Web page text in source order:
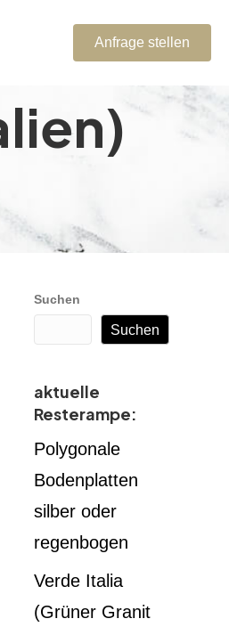
Anfrage stellen
Suchen
Suchen
aktuelle
Resterampe:
Polygonale
Bodenplatten
silber oder
regenbogen
Verde Italia
(Grüner Granit